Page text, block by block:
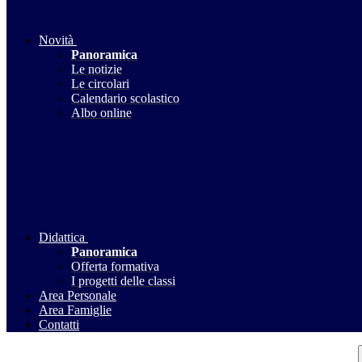
Novità
Panoramica
Le notizie
Le circolari
Calendario scolastico
Albo online
Didattica
Panoramica
Offerta formativa
I progetti delle classi
Area Personale
Area Famiglie
Contatti